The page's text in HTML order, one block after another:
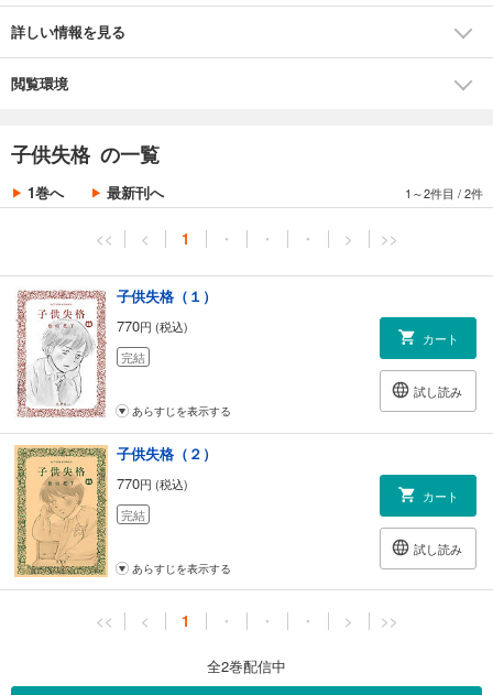
詳しい情報を見る
閲覧環境
子供失格 の一覧
1巻へ 最新刊へ 1～2件目 /2件
<< < 1 ・ ・ ・ > >>
子供失格（１）
770円 (税込)
完結
カート
試し読み
あらすじを表示する
子供失格（２）
770円 (税込)
完結
カート
試し読み
あらすじを表示する
<< < 1 ・ ・ ・ > >>
全2巻配信中